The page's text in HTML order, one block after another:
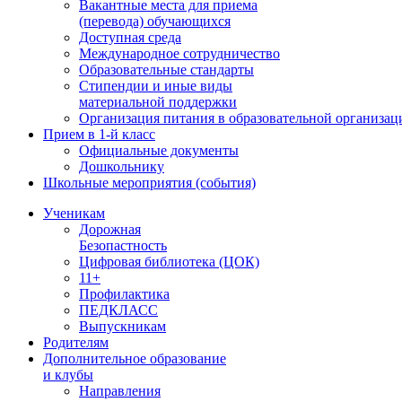
Вакантные места для приема
(перевода) обучающихся
Доступная среда
Международное сотрудничество
Образовательные стандарты
Стипендии и иные виды
материальной поддержки
Организация питания в образовательной
Прием в 1-й класс
Официальные документы
Дошкольнику
Школьные мероприятия (события)
Ученикам
Дорожная
Безопастность
Цифровая библиотека (ЦОК)
11+
Профилактика
ПЕДКЛАСС
Выпускникам
Родителям
Дополнительное образование
и клубы
Направления